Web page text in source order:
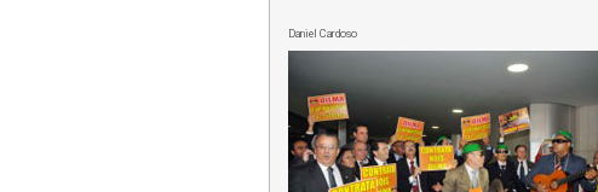
Daniel Cardoso